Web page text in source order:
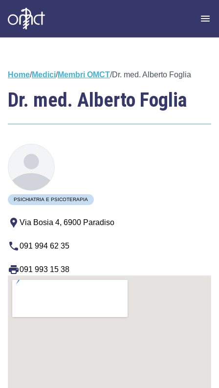
Home/Medici/Membri OMCT/Dr. med. Alberto Foglia
Dr. med. Alberto Foglia
PSICHIATRIA E PSICOTERAPIA
Via Bosia 4, 6900 Paradiso
091 994 62 35
091 993 15 38